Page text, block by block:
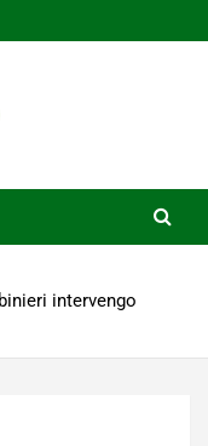
intervengo